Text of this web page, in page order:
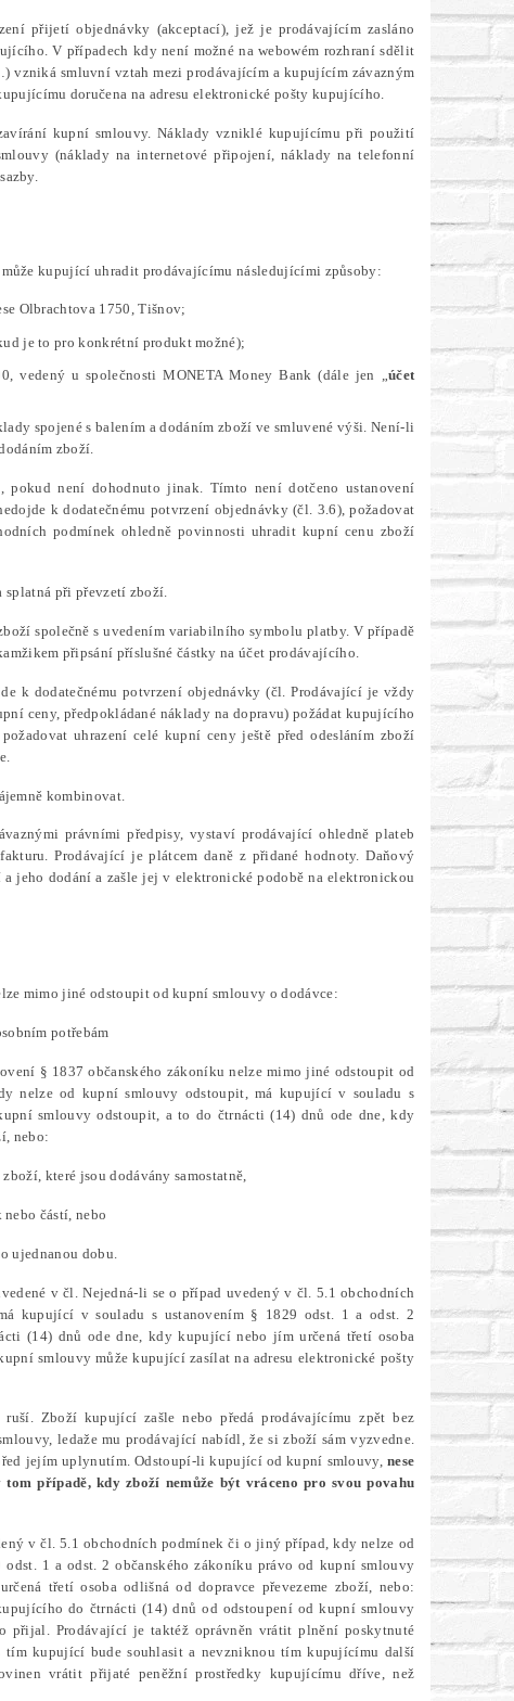
přijetí objednávky (akceptací), jež je prodávajícím zasláno
V případech kdy není možné na webowém rozhraní sdělit
vzniká smluvní vztah mezi prodávajícím a kupujícím závazným
doručena na adresu elektronické pošty kupujícího.
kupní smlouvy. Náklady vzniklé kupujícímu při použití
(náklady na internetové připojení, náklady na telefonní
kupující uhradit prodávajícímu následujícími způsoby:
Olbrachtova 1750, Tišnov;
je to pro konkrétní produkt možné);
vedený u společnosti MONETA Money Bank (dále jen „účet
spojené s balením a dodáním zboží ve smluvené výši. Není-li
zboží.
pokud není dohodnuto jinak. Tímto není dotčeno ustanovení
k dodatečnému potvrzení objednávky (čl. 3.6), požadovat
podmínek ohledně povinnosti uhradit kupní cenu zboží
při převzetí zboží.
společně s uvedením variabilního symbolu platby. V případě
připsání příslušné částky na účet prodávajícího.
k dodatečnému potvrzení objednávky (čl. Prodávající je vždy
ceny, předpokládané náklady na dopravu) požádat kupujícího
uhrazení celé kupní ceny ještě před odesláním zboží
kombinovat.
právními předpisy, vystaví prodávající ohledně plateb
Prodávající je plátcem daně z přidané hodnoty. Daňový
jeho dodání a zašle jej v elektronické podobě na elektronickou
mimo jiné odstoupit od kupní smlouvy o dodávce:
potřebám
§ 1837 občanského zákoníku nelze mimo jiné odstoupit od
nelze od kupní smlouvy odstoupit, má kupující v souladu s
smlouvy odstoupit, a to do čtrnácti (14) dnů ode dne, kdy
nebo:
které jsou dodávány samostatně,
částí, nebo
ujednanou dobu.
v čl. Nejedná-li se o případ uvedený v čl. 5.1 obchodních
kupující v souladu s ustanovením § 1829 odst. 1 a odst. 2
(14) dnů ode dne, kdy kupující nebo jím určená třetí osoba
smlouvy může kupující zasílat na adresu elektronické pošty
Zboží kupující zašle nebo předá prodávajícímu zpět bez
ledaže mu prodávající nabídl, že si zboží sám vyzvedne.
jejím uplynutím. Odstoupí-li kupující od kupní smlouvy, nese
případě, kdy zboží nemůže být vráceno pro svou povahu
v čl. 5.1 obchodních podmínek či o jiný případ, kdy nelze od
1 a odst. 2 občanského zákoníku právo od kupní smlouvy
třetí osoba odlišná od dopravce převezeme zboží, nebo:
do čtrnácti (14) dnů od odstoupení od kupní smlouvy
Prodávající je taktéž oprávněn vrátit plnění poskytnuté
kupující bude souhlasit a nevzniknou tím kupujícímu další
vrátit přijaté peněžní prostředky kupujícímu dříve, než